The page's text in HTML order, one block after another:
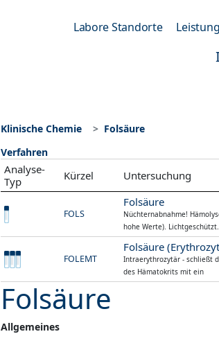
Labore Standorte
Klinische Chemie
Folsäure
Verfahren
Analyse-
Typ
Kürzel Untersuchung
FOLS
Folsäure
Nüchternabnahme!
hohe Werte). Lichtgeschützt.
FOLEMT
Folsäure
Intraerythrozytär - schließt
des Hämatokrits mit ein
Folsäure
Allgemeines